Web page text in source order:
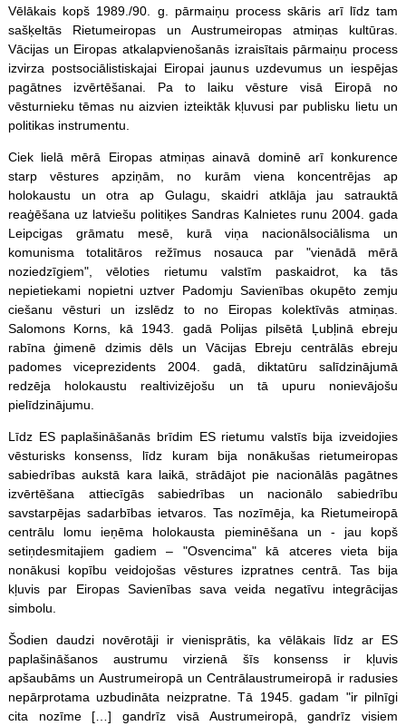
Vēlākais kopš 1989./90. g. pārmaiņu process skāris arī līdz tam
sašķeltās Rietumeiropas un Austrumeiropas atmiņas kultūras.
Vācijas un Eiropas atkalapvienošanās izraisītais pārmaiņu process
izvirza postsociālistiskajai Eiropai jaunus uzdevumus un iespējas
pagātnes izvērtēšanai. Pa to laiku vēsture visā Eiropā no
vēsturnieku tēmas nu aizvien izteiktāk kļuvusi par publisku lietu un
politikas instrumentu.
Ciek lielā mērā Eiropas atmiņas ainavā dominē arī konkurence
starp vēstures apziņām, no kurām viena koncentrējas ap
holokaustu un otra ap Gulagu, skaidri atklāja jau satrauktā
reaģēšana uz latviešu politiķes Sandras Kalnietes runu 2004. gada
Leipcigas grāmatu mesē, kurā viņa nacionālsociālisma un
komunisma totalitāros režīmus nosauca par "vienādā mērā
noziedzīgiem", vēloties rietumu valstīm paskaidrot, ka tās
nepietiekami nopietni uztver Padomju Savienības okupēto zemju
ciešanu vēsturi un izslēdz to no Eiropas kolektīvās atmiņas.
Salomons Korns, kā 1943. gadā Polijas pilsētā Ļubļinā ebreju
rabīna ģimenē dzimis dēls un Vācijas Ebreju centrālās ebreju
padomes viceprezidents 2004. gadā, diktatūru salīdzinājumā
redzēja holokaustu realtivizējošu un tā upuru nonievājošu
pielīdzinājumu.
Līdz ES paplašināšanās brīdim ES rietumu valstīs bija izveidojies
vēsturisks konsenss, līdz kuram bija nonākušas rietumeiropas
sabiedrības aukstā kara laikā, strādājot pie nacionālās pagātnes
izvērtēšana attiecīgās sabiedrības un nacionālo sabiedrību
savstarpējas sadarbības ietvaros. Tas nozīmēja, ka Rietumeiropā
centrālu lomu ieņēma holokausta pieminēšana un - jau kopš
setiņdesmitajiem gadiem – "Osvencima" kā atceres vieta bija
nonākusi kopību veidojošas vēstures izpratnes centrā. Tas bija
kļuvis par Eiropas Savienības sava veida negatīvu integrācijas
simbolu.
Šodien daudzi novērotāji ir vienisprātis, ka vēlākais līdz ar ES
paplašināšanos austrumu virzienā šīs konsenss ir kļuvis
apšaubāms un Austrumeiropā un Centrālaustrumeiropā ir radusies
nepārprotama uzbudināta neizpratne. Tā 1945. gadam "ir pilnīgi
cita nozīme […] gandrīz visā Austrumeiropā, gandrīz visiem